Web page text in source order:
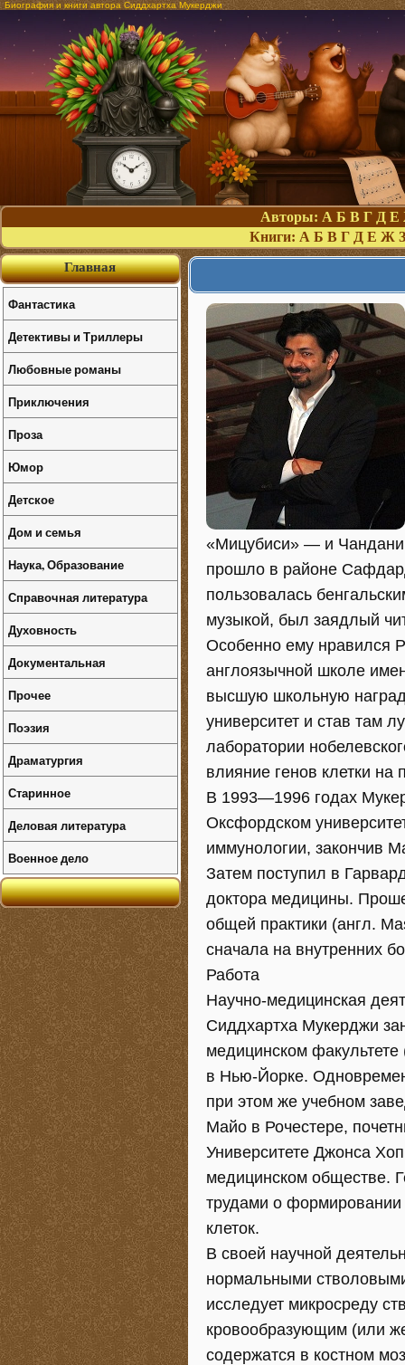
Биография и книги автора Сиддхартха Мукерджи
Авторы: А Б В Г Д Е
Книги: А Б В Г Д Е Ж З
«Мицубиси» — и
прошло в районе
пользовалась
музыкой, был заядлый
Особенно ему нравился
англоязычной школе
высшую школьную
университет и став там
лаборатории
влияние генов клетки на
В 1993—1996 годах
Оксфордском
иммунологии, закончив
Затем поступил в
доктора медицины.
общей практики (англ.
сначала на внутренних
Работа
Научно-медицинская
Сиддхартха Мукерджи
медицинском факультете
в Нью-Йорке.
при этом же учебном
Майо в Рочестере,
Университете Джонса
медицинском обществе.
трудами о формировании
клеток.
В своей научной
нормальными
исследует микросреду
кровообразующим (или
содержатся в костном
Главная
Фантастика
Детективы и Триллеры
Любовные романы
Приключения
Проза
Юмор
Детское
Дом и семья
Наука, Образование
Справочная литература
Духовность
Документальная
Прочее
Поэзия
Драматургия
Старинное
Деловая литература
Военное дело